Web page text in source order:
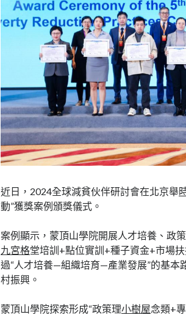
近日，2024全球減貧伙伴研討會在北京舉
動”獲獎案例頒獎儀式。
案例顯示，蒙頂山學院開展人才培養、政
九宮格堂培訓+點位實訓+種子資金+市場
過“人才培養—組織培育—產業發展”的基本
村振興。
蒙頂山學院探索形成“政策理小樹屋念類+